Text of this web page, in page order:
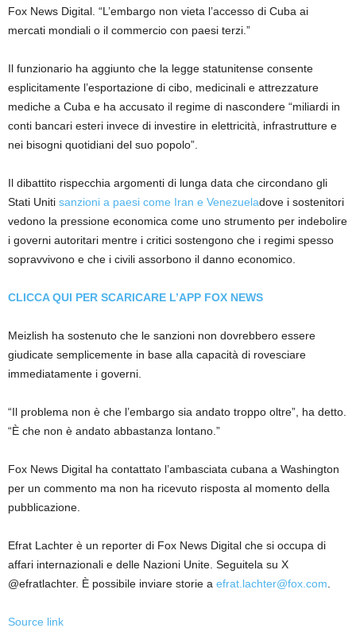
Fox News Digital. “L’embargo non vieta l’accesso di Cuba ai
mercati mondiali o il commercio con paesi terzi.”
Il funzionario ha aggiunto che la legge statunitense consente
esplicitamente l’esportazione di cibo, medicinali e attrezzature
mediche a Cuba e ha accusato il regime di nascondere “miliardi in
conti bancari esteri invece di investire in elettricità, infrastrutture e
nei bisogni quotidiani del suo popolo”.
Il dibattito rispecchia argomenti di lunga data che circondano gli
Stati Uniti sanzioni a paesi come Iran e Venezueladove i sostenitori
vedono la pressione economica come uno strumento per indebolire
i governi autoritari mentre i critici sostengono che i regimi spesso
sopravvivono e che i civili assorbono il danno economico.
CLICCA QUI PER SCARICARE L’APP FOX NEWS
Meizlish ha sostenuto che le sanzioni non dovrebbero essere
giudicate semplicemente in base alla capacità di rovesciare
immediatamente i governi.
“Il problema non è che l’embargo sia andato troppo oltre”, ha detto.
“È che non è andato abbastanza lontano.”
Fox News Digital ha contattato l’ambasciata cubana a Washington
per un commento ma non ha ricevuto risposta al momento della
pubblicazione.
Efrat Lachter è un reporter di Fox News Digital che si occupa di
affari internazionali e delle Nazioni Unite. Seguitela su X
@efratlachter. È possibile inviare storie a efrat.lachter@fox.com.
Source link